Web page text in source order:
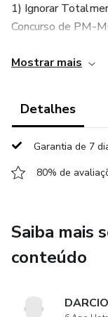
1) Ignorar
Concurso de PM-
Tempo?
3) Ou Fazer o
Comprovadamente
Mostrar mais
Detalhes
Garantia de 7
80% de
Saiba mais
conteúdo